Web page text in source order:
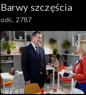
Barwy szczęścia
odc. 2787